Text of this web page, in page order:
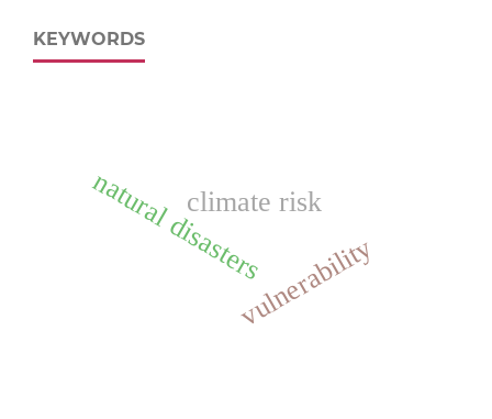
KEYWORDS
vulnerability
climate risk
natural disasters